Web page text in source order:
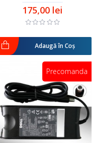
175,00 lei
Adaugă în Coş
Precomanda